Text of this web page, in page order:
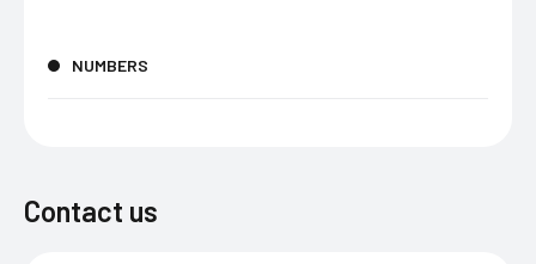
NUMBERS
Contact us